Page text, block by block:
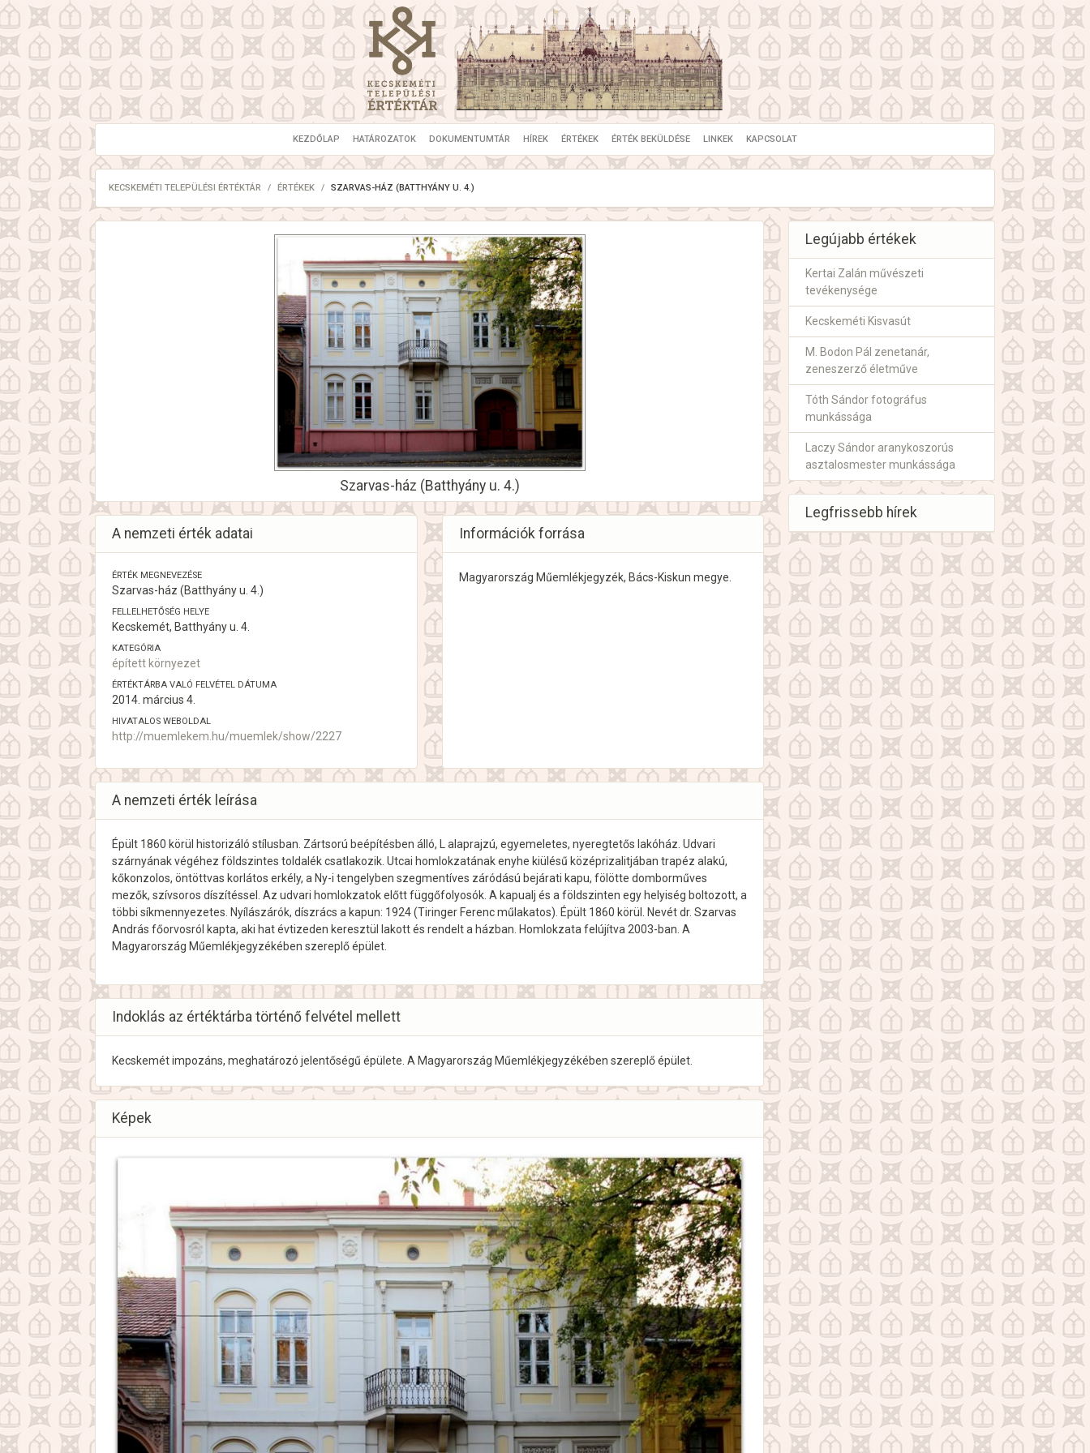
KEZDŐLAP HATÁROZATOK DOKUMENTUMTÁR HÍREK ÉRTÉKEK ÉRTÉK BEKÜLDÉSE LINKEK KAPCSOLAT
KECSKEMÉTI TELEPÜLÉSI ÉRTÉKTÁR ÉRTÉKEK SZARVAS-HÁZ (BATTHYÁNY U. 4.)
Szarvas-ház (Batthyány u. 4.)
A nemzeti érték adatai
ÉRTÉK MEGNEVEZÉSE
Szarvas-ház (Batthyány u. 4.)
FELLELHETŐSÉG HELYE
Kecskemét, Batthyány u. 4.
KATEGÓRIA
épített környezet
ÉRTÉKTÁRBA VALÓ FELVÉTEL DÁTUMA
2014. március 4.
HIVATALOS WEBOLDAL
http://muemlekem.hu/muemlek/show/2227
Információk forrása
Magyarország Műemlékjegyzék, Bács-Kiskun megye.
A nemzeti érték leírása
Épült 1860 körül historizáló stílusban. Zártsorú beépítésben álló, L alaprajzú, egyemeletes, nyeregtetős lakóház. Udvari
szárnyának végéhez földszintes toldalék csatlakozik. Utcai homlokzatának enyhe kiülésű középrizalitjában trapéz alakú,
kőkonzolos, öntöttvas korlátos erkély, a Ny-i tengelyben szegmentíves záródású bejárati kapu, fölötte domborműves
mezők, szívsoros díszítéssel. Az udvari homlokzatok előtt függőfolyosók. A kapualj és a földszinten egy helyiség boltozott, a
többi síkmennyezetes. Nyílászárók, díszrács a kapun: 1924 (Tiringer Ferenc műlakatos). Épült 1860 körül. Nevét dr. Szarvas
András főorvosról kapta, aki hat évtizeden keresztül lakott és rendelt a házban. Homlokzata felújítva 2003-ban. A
Magyarország Műemlékjegyzékében szereplő épület.
Indoklás az értéktárba történő felvétel mellett
Kecskemét impozáns, meghatározó jelentőségű épülete. A Magyarország Műemlékjegyzékében szereplő épület.
Képek
Legújabb értékek
Kertai Zalán művészeti
tevékenysége
Kecskeméti Kisvasút
M. Bodon Pál zenetanár,
zeneszerző életműve
Tóth Sándor fotográfus
munkássága
Laczy Sándor aranykoszorús
asztalosmester munkássága
Legfrissebb hírek